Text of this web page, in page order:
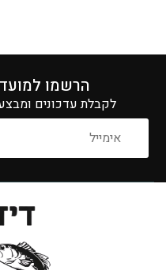
הרשמו
לקבלת עדכונים